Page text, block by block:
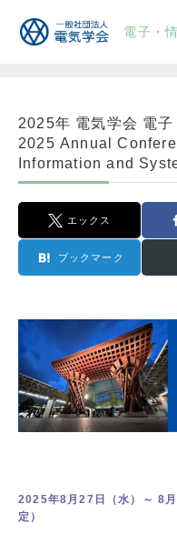
電子・
2025年 電気学会 電
2025 Annual
Information and
エックス
ブックマーク
2025年8月27日（水）～ 8
定）